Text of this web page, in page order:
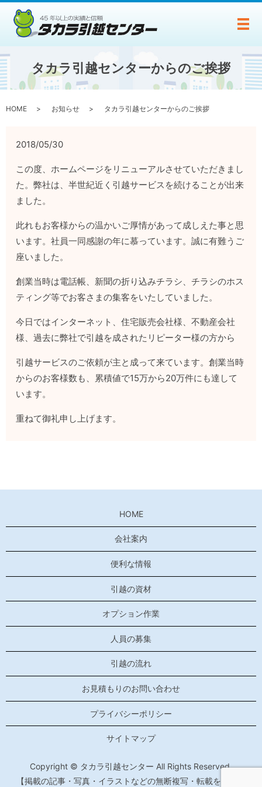
メ
タカラ引越センターからのご挨拶
HOME お知らせ タカラ引越センターからのご挨拶
2018/05/30
この度、ホームページをリニューアルさせていただきまし
た。弊社は、半世紀近く引越サービスを続けることが出来
ました。
此れもお客様からの温かいご厚情があって成しえた事と思
います。社員一同感謝の年に慕っています。誠に有難うご
座いました。
創業当時は電話帳、新聞の折り込みチラシ、チラシのホス
ティング等でお客さまの集客をいたしていました。
今日ではインターネット、住宅販売会社様、不動産会社
様、過去に弊社で引越を成されたリピーター様の方から
引越サービスのご依頼が主と成って来ています。創業当時
からのお客様数も、累積値で15万から20万件にも達して
います。
重ねて御礼申し上げます。
HOME
会社案内
便利な情報
引越の資材
オプション作業
人員の募集
引越の流れ
お見積もりのお問い合わせ
プライバシーポリシー
サイトマップ
Copyright © タカラ引越センター All Rights Reserved.
【掲載の記事・写真・イラストなどの無断複写・転載を禁じま